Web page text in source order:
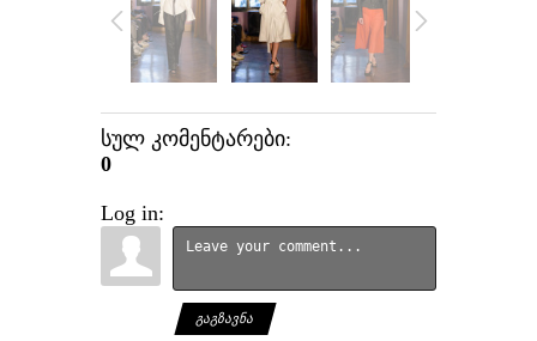
სულ კომენტარები:
0
Log in:
ᲒᲐᲒᲖᲐᲕᲜᲐ